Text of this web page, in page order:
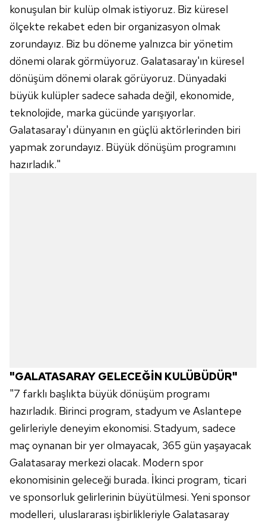
konuşulan bir kulüp olmak istiyoruz. Biz küresel
ölçekte rekabet eden bir organizasyon olmak
zorundayız. Biz bu döneme yalnızca bir yönetim
dönemi olarak görmüyoruz. Galatasaray'ın küresel
dönüşüm dönemi olarak görüyoruz. Dünyadaki
büyük kulüpler sadece sahada değil, ekonomide,
teknolojide, marka gücünde yarışıyorlar.
Galatasaray'ı dünyanın en güçlü aktörlerinden biri
yapmak zorundayız. Büyük dönüşüm programını
hazırladık."
"GALATASARAY GELECEĞİN KULÜBÜDÜR"
"7 farklı başlıkta büyük dönüşüm programı
hazırladık. Birinci program, stadyum ve Aslantepe
gelirleriyle deneyim ekonomisi. Stadyum, sadece
maç oynanan bir yer olmayacak, 365 gün yaşayacak
Galatasaray merkezi olacak. Modern spor
ekonomisinin geleceği burada. İkinci program, ticari
ve sponsorluk gelirlerinin büyütülmesi. Yeni sponsor
modelleri, uluslararası işbirlikleriyle Galatasaray